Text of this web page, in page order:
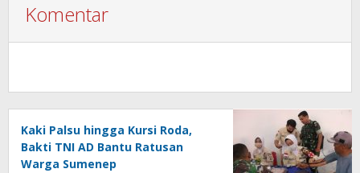
Komentar
Kaki Palsu hingga Kursi Roda,
Bakti TNI AD Bantu Ratusan
Warga Sumenep